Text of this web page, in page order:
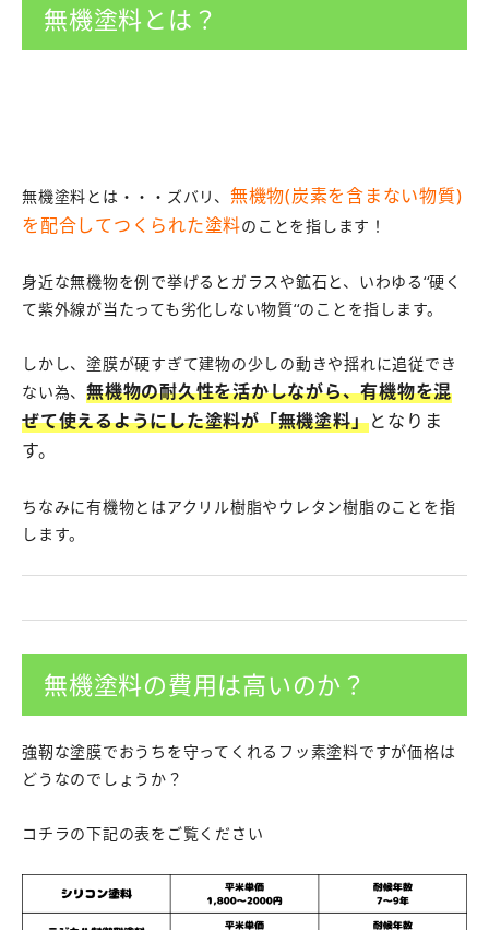
無機塗料とは？
無機塗料とは・・・ズバリ、 無機物(炭素を含まない物質)
を配合してつくられた塗料のことを指します！
身近な無機物を例で挙げるとガラスや鉱石と、いわゆる‘‘硬く
て紫外線が当たっても劣化しない物質‘‘のことを指します。
しかし、塗膜が硬すぎて建物の少しの動きや揺れに追従でき
ない為、 無機物の耐久性を活かしながら、有機物を混
ぜて使えるようにした塗料が「無機塗料」となりま
す。
ちなみに有機物とはアクリル樹脂やウレタン樹脂のことを指
します。
無機塗料の費用は高いのか？
強靭な塗膜でおうちを守ってくれるフッ素塗料ですが価格は
どうなのでしょうか？
コチラの下記の表をご覧ください